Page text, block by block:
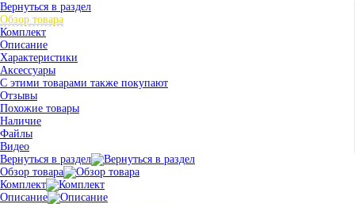
Вернуться в раздел
Обзор товара
Комплект
Описание
Характеристики
Аксессуары
С этими товарами также покупают
Отзывы
Похожие товары
Наличие
Файлы
Видео
Вернуться в раздел
Обзор товара
Комплект
Описание